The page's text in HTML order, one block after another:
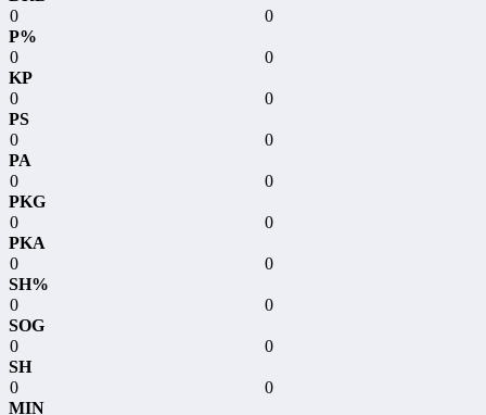
0
0
P%
0
0
KP
0
0
PS
0
0
PA
0
0
PKG
0
0
PKA
0
0
SH%
0
0
SOG
0
0
SH
0
0
MIN